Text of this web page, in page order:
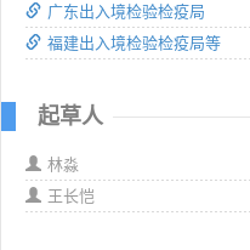
广东出入境检验检疫局
福建出入境检验检疫局等
起草人
林淼
王长恺